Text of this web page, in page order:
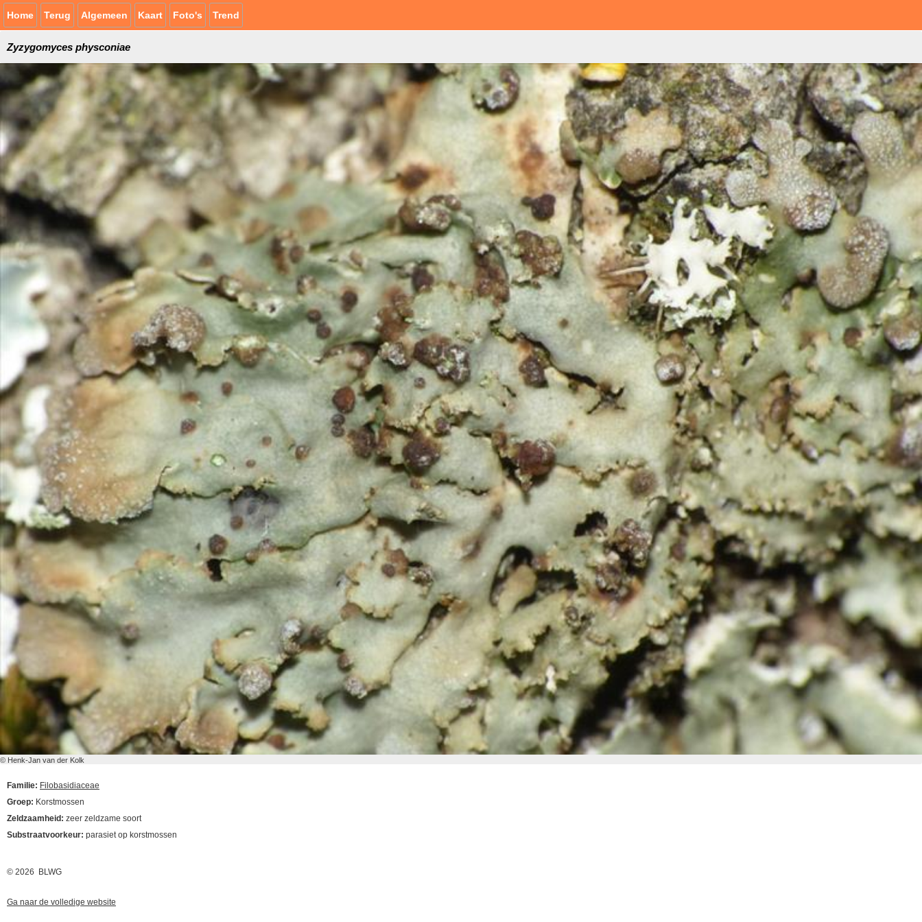
Home Terug Algemeen Kaart Foto's Trend
Zyzygomyces physconiae
© Henk-Jan van der Kolk
Familie: Filobasidiaceae
Groep: Korstmossen
Zeldzaamheid: zeer zeldzame soort
Substraatvoorkeur: parasiet op korstmossen
© 2026 BLWG
Ga naar de volledige website